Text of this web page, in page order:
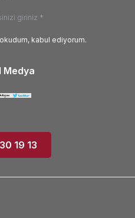
okudum, kabul ediyorum.
Medya
19 13